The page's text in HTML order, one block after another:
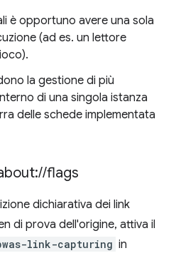
è opportuno avere una sola
(ad es. un lettore
la gestione di più
di una singola istanza
delle schede implementata
//flags
dichiarativa dei link
di prova dell'origine, attiva il
link-capturing in